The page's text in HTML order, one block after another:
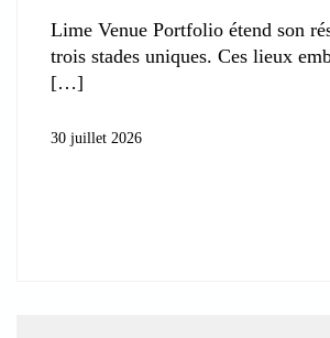
Lime Venue Portfolio étend son
trois stades uniques. Ces lieux
30 juillet 2026